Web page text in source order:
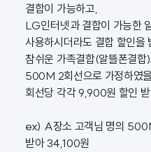
결합이 가능하고,
LG인터넷과 결합이 가능한
사용하시더라도 결합 할인을
참쉬운 가족결합(알뜰폰결
500M 2회선으로 가정하였
회선당 각각 9,900원 할인
ex) A장소 고객님 명의
받아 34,100원